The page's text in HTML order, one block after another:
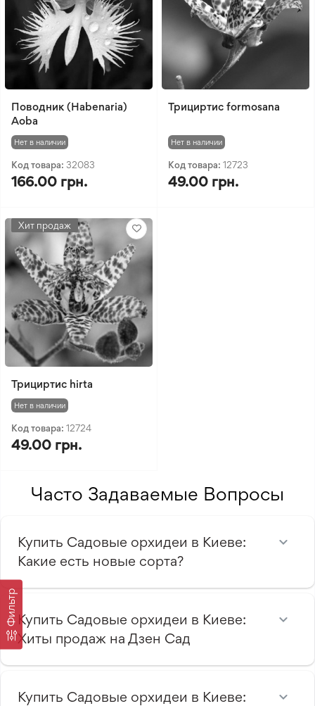
Фильтр
Поводник (Habenaria)
Aoba
Нет в наличии
Код товара: 32083
166.00 грн.
Трициртис formosana
Нет в наличии
Код товара: 12723
49.00 грн.
Хит продаж
Трициртис hirta
Нет в наличии
Код товара: 12724
49.00 грн.
Часто Задаваемые Вопросы
Купить Садовые орхидеи в Киеве:
Какие есть новые сорта?
Купить Садовые орхидеи в Киеве:
Хиты продаж на Дзен Сад
Купить Садовые орхидеи в Киеве: